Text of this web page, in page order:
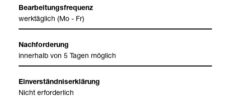
Bear­bei­tungs­fre­quenz
werk­täg­lich (Mo - Fr)
Nach­for­de­rung
inner­halb von 5 Tagen mög­lich
Ein­ver­ständ­nis­er­klä­rung
Nicht erfor­der­lich